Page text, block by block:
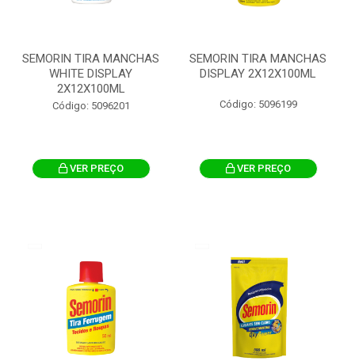
SEMORIN TIRA MANCHAS
WHITE DISPLAY
2X12X100ML
Código: 5096201
VER PREÇO
SEMORIN TIRA MANCHAS
DISPLAY 2X12X100ML
Código: 5096199
VER PREÇO